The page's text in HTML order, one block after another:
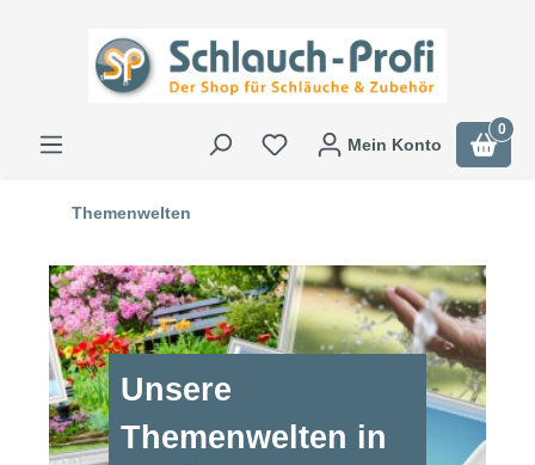
Mein Konto
0
Themenwelten
Unsere
Themenwelten in